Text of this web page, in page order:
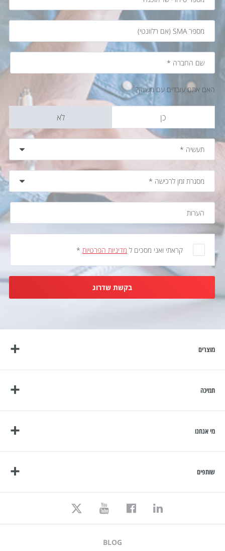
האם אתם עובדים עם משווק?
כן לא
קראתי ואני מסכים ל מדיניות הפרטיות *
בקשת שדרוג
מוצרים
תמיכה
מי אנחנו
שותפים
BLOG